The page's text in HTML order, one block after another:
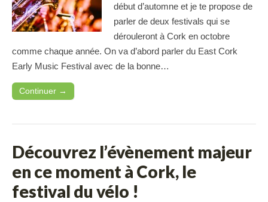
début d’automne et je te propose de
parler de deux festivals qui se
dérouleront à Cork en octobre
comme chaque année. On va d’abord parler du East Cork
Early Music Festival avec de la bonne…
Continuer →
Découvrez l’évènement majeur
en ce moment à Cork, le
festival du vélo !